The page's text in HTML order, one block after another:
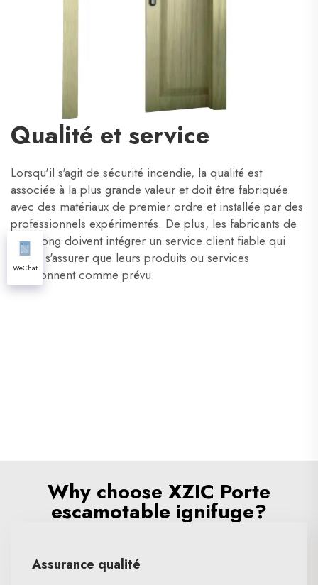
Qualité et service
Lorsqu'il s'agit de sécurité incendie, la qualité est
associée à la plus grande valeur et doit être fabriquée
avec des matériaux de premier ordre et installée par des
professionnels expérimentés. De plus, les fabricants de
Xunzhong doivent intégrer un service client fiable qui
aide à s'assurer que leurs produits ou services
fonctionnent comme prévu.
Why choose XZIC Porte
escamotable ignifuge?
Assurance qualité
WeChat